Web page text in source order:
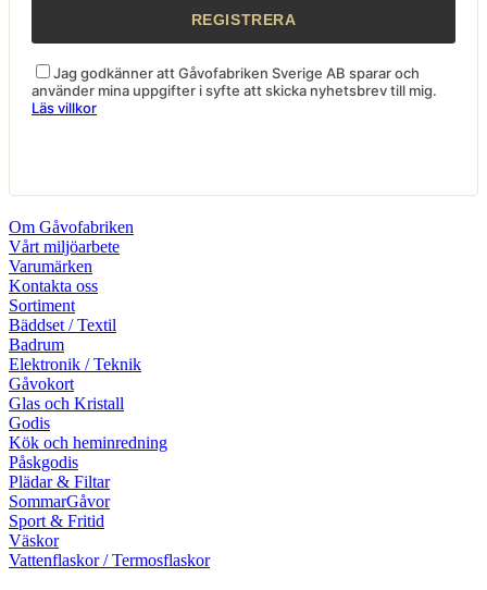
Jag godkänner att Gåvofabriken Sverige AB sparar och
använder mina uppgifter i syfte att skicka nyhetsbrev till mig.
Läs villkor
Om Gåvofabriken
Vårt miljöarbete
Varumärken
Kontakta oss
Sortiment
Bäddset / Textil
Badrum
Elektronik / Teknik
Gåvokort
Glas och Kristall
Godis
Kök och heminredning
Påskgodis
Plädar & Filtar
SommarGåvor
Sport & Fritid
Väskor
Vattenflaskor / Termosflaskor